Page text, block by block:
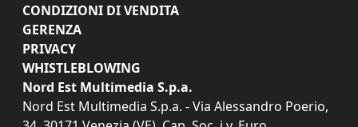
CONDIZIONI DI VENDITA
GERENZA
PRIVACY
WHISTLEBLOWING
Nord Est Multimedia S.p.a.
Nord Est Multimedia S.p.a. - Via Alessandro Poerio,